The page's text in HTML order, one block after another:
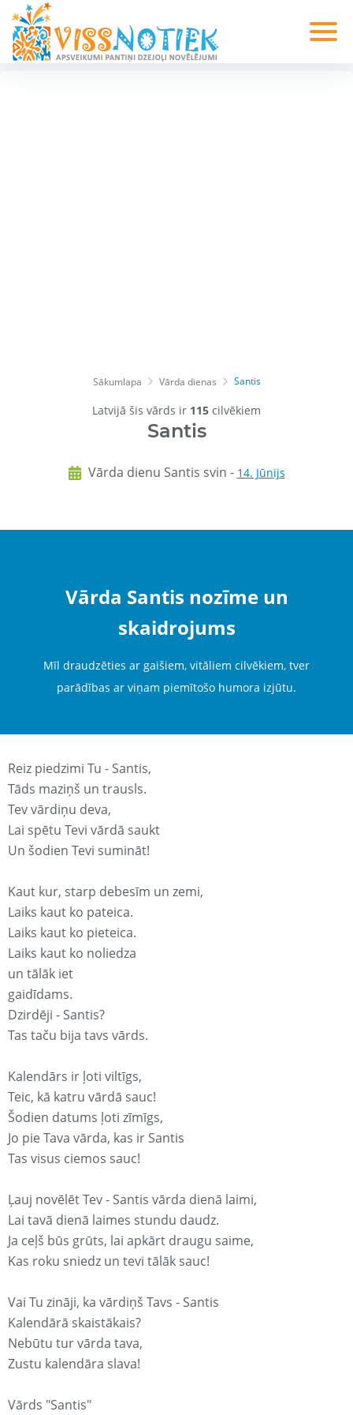
Sākumlapa Vārda dienas Santis
Latvijā šis vārds ir 115 cilvēkiem
Santis
Vārda dienu Santis svin - 14. Jūnijs
Vārda Santis nozīme un
skaidrojums
Mīl draudzēties ar gaišiem, vitāliem cilvēkiem, tver
parādības ar viņam piemītošo humora izjūtu.
Reiz piedzimi Tu - Santis,
Tāds maziņš un trausls.
Tev vārdiņu deva,
Lai spētu Tevi vārdā saukt
Un šodien Tevi sumināt!
Kaut kur, starp debesīm un zemi,
Laiks kaut ko pateica.
Laiks kaut ko pieteica.
Laiks kaut ko noliedza
un tālāk iet
gaidīdams.
Dzirdēji - Santis?
Tas taču bija tavs vārds.
Kalendārs ir ļoti viltīgs,
Teic, kā katru vārdā sauc!
Šodien datums ļoti zīmīgs,
Jo pie Tava vārda, kas ir Santis
Tas visus ciemos sauc!
Ļauj novēlēt Tev - Santis vārda dienā laimi,
Lai tavā dienā laimes stundu daudz.
Ja ceļš būs grūts, lai apkārt draugu saime,
Kas roku sniedz un tevi tālāk sauc!
Vai Tu zināji, ka vārdiņš Tavs - Santis
Kalendārā skaistākais?
Nebūtu tur vārda tava,
Zustu kalendāra slava!
Vārds "Santis"